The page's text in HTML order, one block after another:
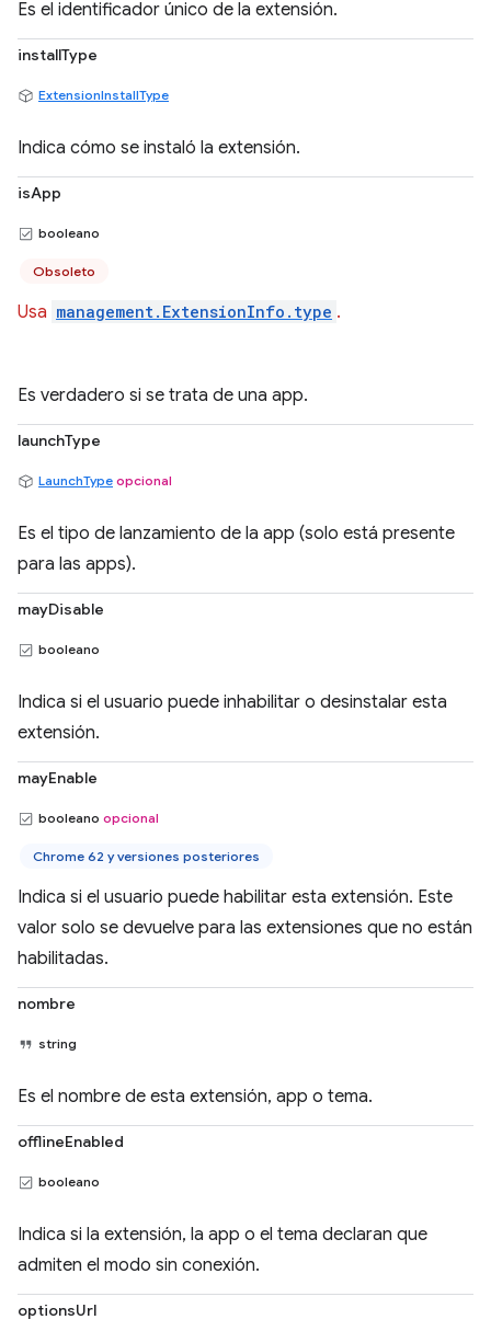
Es el identificador único de la extensión.
installType
ExtensionInstallType
Indica cómo se instaló la extensión.
isApp
booleano
Obsoleto
Usa management.ExtensionInfo.type .
Es verdadero si se trata de una app.
launchType
LaunchType opcional
Es el tipo de lanzamiento de la app (solo está presente
para las apps).
mayDisable
booleano
Indica si el usuario puede inhabilitar o desinstalar esta
extensión.
mayEnable
booleano opcional
Chrome 62 y versiones posteriores
Indica si el usuario puede habilitar esta extensión. Este
valor solo se devuelve para las extensiones que no están
habilitadas.
nombre
string
Es el nombre de esta extensión, app o tema.
offlineEnabled
booleano
Indica si la extensión, la app o el tema declaran que
admiten el modo sin conexión.
optionsUrl